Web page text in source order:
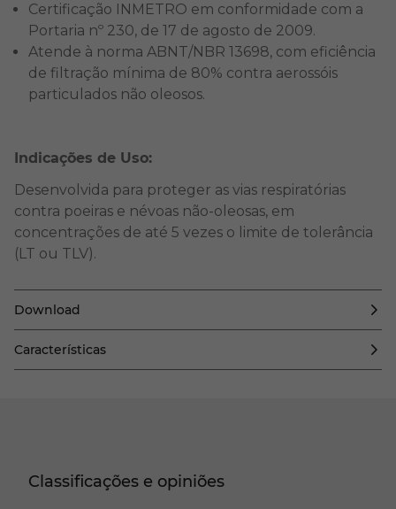
Certificação INMETRO em conformidade com a
Portaria nº 230, de 17 de agosto de 2009.
Atende à norma ABNT/NBR 13698, com eficiência
de filtração mínima de 80% contra aerossóis
particulados não oleosos.
Indicações de Uso:
Desenvolvida para proteger as vias respiratórias
contra poeiras e névoas não-oleosas, em
concentrações de até 5 vezes o limite de tolerância
(LT ou TLV).
Download
Características
Classificações e opiniões